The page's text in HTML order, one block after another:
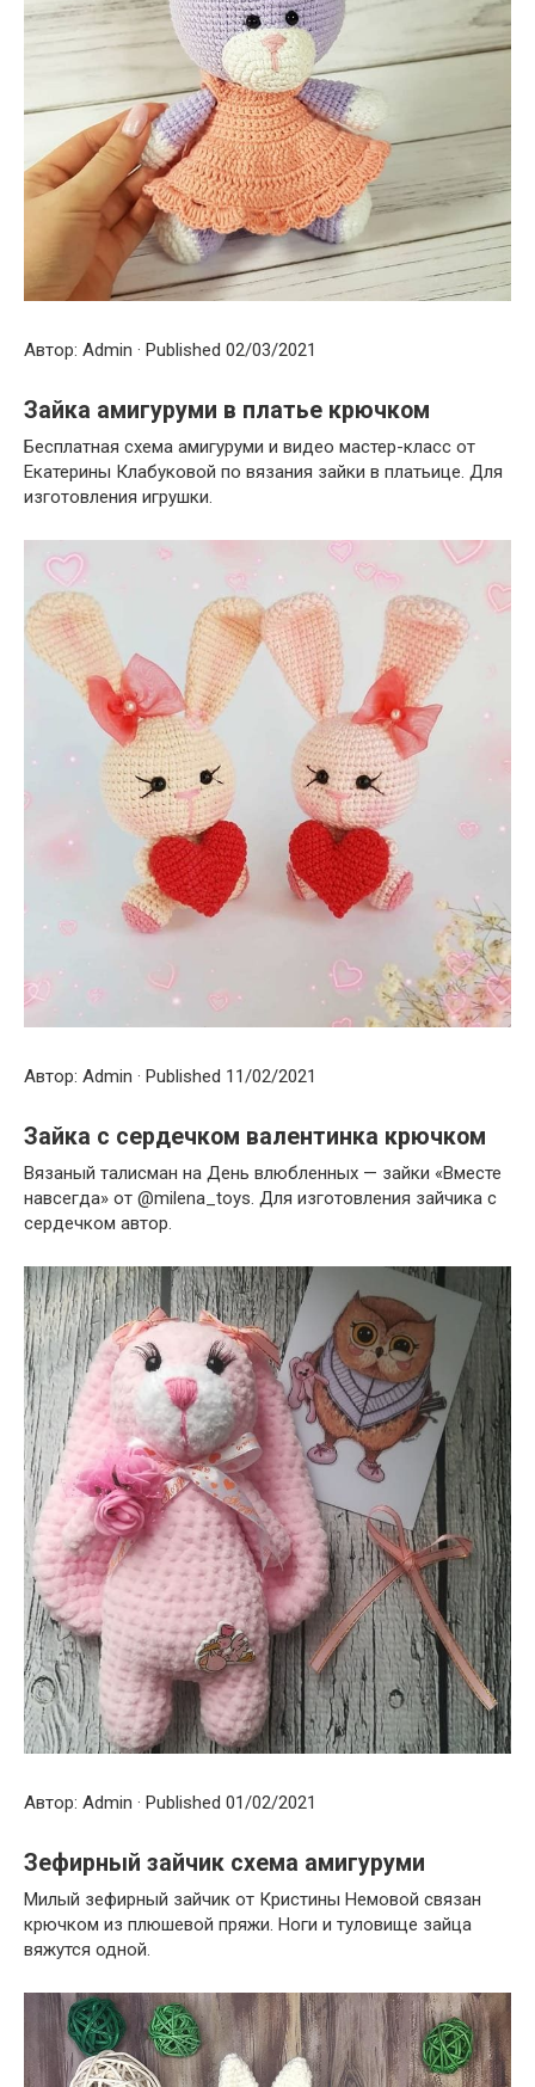
Автор: Admin · Published 02/03/2021
Зайка амигуруми в платье крючком
Бесплатная схема амигуруми и видео мастер-класс от
Екатерины Клабуковой по вязания зайки в платьице. Для
изготовления игрушки.
Автор: Admin · Published 11/02/2021
Зайка с сердечком валентинка крючком
Вязаный талисман на День влюбленных — зайки «Вместе
навсегда» от @milena_toys. Для изготовления зайчика с
сердечком автор.
Автор: Admin · Published 01/02/2021
Зефирный зайчик схема амигуруми
Милый зефирный зайчик от Кристины Немовой связан
крючком из плюшевой пряжи. Ноги и туловище зайца
вяжутся одной.